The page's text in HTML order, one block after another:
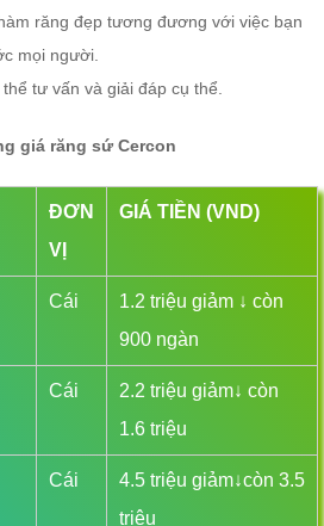
răng đẹp tương đương với việc bạn
mọi người.
tư vấn và giải đáp cụ thể.
giá răng sứ Cercon
ĐƠN
VỊ
GIÁ TIỀN (VND)
Cái
1.2 triệu giảm ↓ còn
900 ngàn
Cái
2.2 triệu giảm↓ còn
1.6 triệu
Cái
4.5 triệu giảm↓còn 3.5
triệu